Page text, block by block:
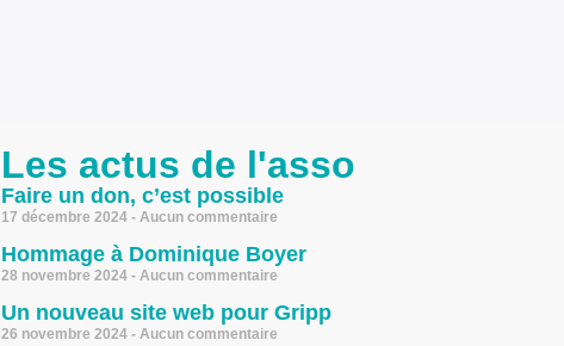
Les actus de l'asso
Faire un don, c’est possible
17 décembre 2024 Aucun commentaire
Hommage à Dominique Boyer
28 novembre 2024 Aucun commentaire
Un nouveau site web pour Gripp
26 novembre 2024 Aucun commentaire